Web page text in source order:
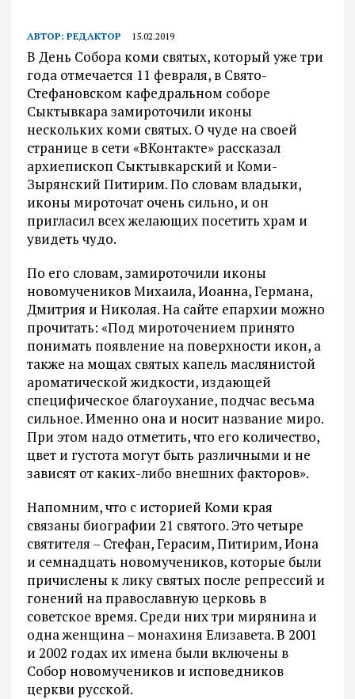
АВТОР: РЕДАКТОР 15.02.2019
В День Собора коми святых, который уже три
года отмечается 11 февраля, в Свято-
Стефановском кафедральном соборе
Сыктывкара замироточили иконы
нескольких коми святых. О чуде на своей
странице в сети «ВКонтакте» рассказал
архиепископ Сыктывкарский и Коми-
Зырянский Питирим. По словам владыки,
иконы мироточат очень сильно, и он
пригласил всех желающих посетить храм и
увидеть чудо.
По его словам, замироточили иконы
новомучеников Михаила, Иоанна, Германа,
Дмитрия и Николая. На сайте епархии можно
прочитать: «Под мироточением принято
понимать появление на поверхности икон, а
также на мощах святых капель маслянистой
ароматической жидкости, издающей
специфическое благоухание, подчас весьма
сильное. Именно она и носит название миро.
При этом надо отметить, что его количество,
цвет и густота могут быть различными и не
зависят от каких-либо внешних факторов».
Напомним, что с историей Коми края
связаны биографии 21 святого. Это четыре
святителя – Стефан, Герасим, Питирим, Иона
и семнадцать новомучеников, которые были
причислены к лику святых после репрессий и
гонений на православную церковь в
советское время. Среди них три мирянина и
одна женщина – монахиня Елизавета. В 2001
и 2002 годах их имена были включены в
Собор новомучеников и исповедников
церкви русской.